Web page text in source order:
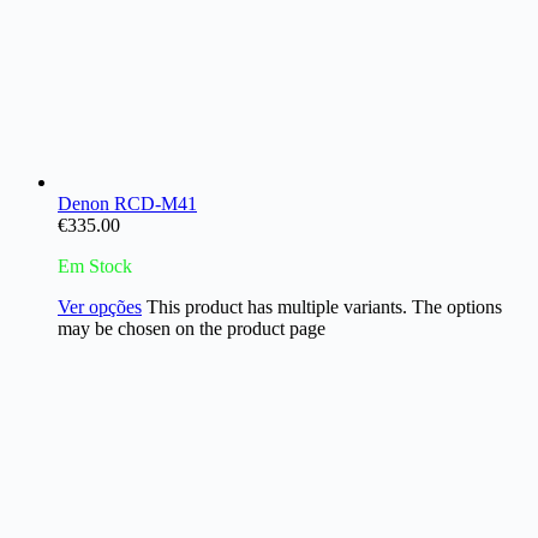
Denon RCD-M41
€335.00
Em Stock
Ver opções This product has multiple variants. The options
may be chosen on the product page